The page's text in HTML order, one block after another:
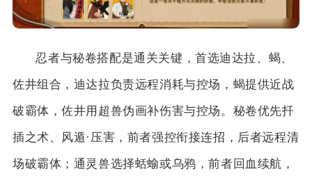
忍者与秘卷搭配是通关关键，首选迪达拉、蝎、
佐井组合，迪达拉负责远程消耗与控场，蝎提供近战
破霸体，佐井用超兽伪画补伤害与控场。秘卷优先扦
插之术、风遁·压害，前者强控衔接连招，后者远程清
场破霸体；通灵兽选择蛞蝓或乌鸦，前者回血续航，